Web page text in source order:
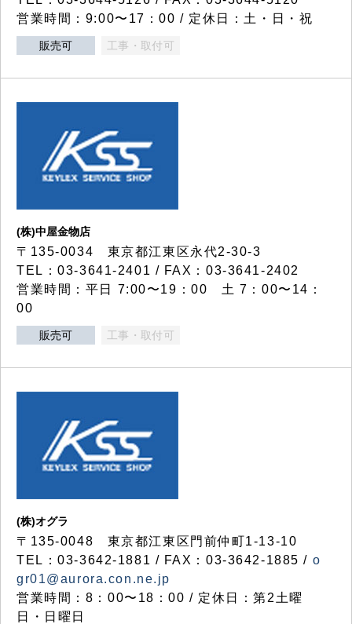
営業時間：9:00〜17：00 / 定休日：土・日・祝
販売可 工事・取付可
(株)中屋金物店
〒135-0034 東京都江東区永代2-30-3
TEL：03-3641-2401 / FAX：03-3641-2402
営業時間：平日 7:00〜19：00 土 7：00〜14：
00
販売可 工事・取付可
(株)オグラ
〒135-0048 東京都江東区門前仲町1-13-10
TEL：03-3642-1881 / FAX：03-3642-1885 / o
gr01@aurora.con.ne.jp
営業時間：8：00〜18：00 / 定休日：第2土曜
日・日曜日